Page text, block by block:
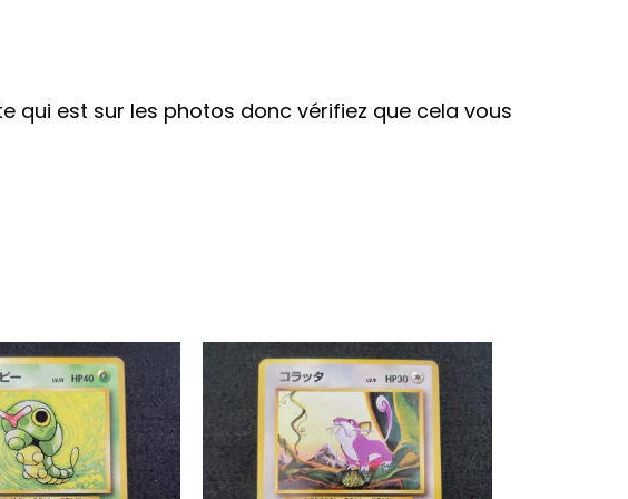
qui est sur les photos donc vérifiez que cela vous